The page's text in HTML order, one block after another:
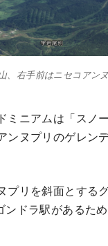
、右手前はニセコアン
ミニアムは「スノ
ンヌプリのゲレン
プリを斜面とす
ンドラ駅があるた